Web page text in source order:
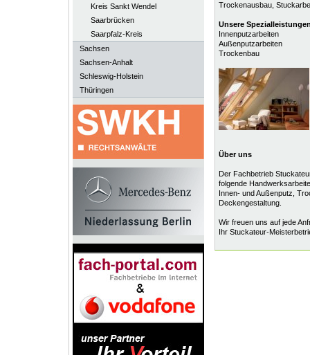
Kreis Sankt Wendel
Saarbrücken
Saarpfalz-Kreis
Sachsen
Sachsen-Anhalt
Schleswig-Holstein
Thüringen
Trockenausbau,
Unsere
Innenputzarbeiten
Außenputzarbeiten
Trockenbau
Über uns
Der Fachbetrieb
folgende
Innen- und Außenputz,
Deckengestaltung.
Wir freuen uns auf jede
Ihr Stuckateur-